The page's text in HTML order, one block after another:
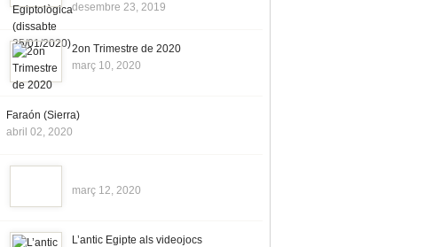
desembre 23, 2019
2on Trimestre de 2020
març 10, 2020
Faraón (Sierra)
abril 02, 2020
març 12, 2020
L’antic Egipte als videojocs